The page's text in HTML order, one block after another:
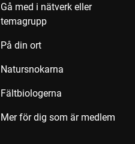
Gå med i nätverk eller
temagrupp
På din ort
Natursnokarna
Fältbiologerna
Mer för dig som är medlem